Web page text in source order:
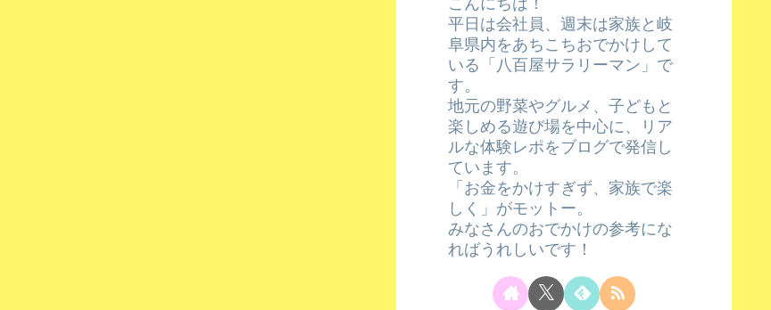
こんにちは！
平日は会社員、週末は家族と岐
阜県内をあちこちおでかけして
いる「八百屋サラリーマン」で
す。
地元の野菜やグルメ、子どもと
楽しめる遊び場を中心に、リア
ルな体験レポをブログで発信し
ています。
「お金をかけすぎず、家族で楽
しく」がモットー。
みなさんのおでかけの参考にな
ればうれしいです！